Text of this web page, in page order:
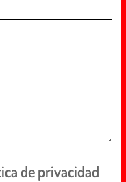
de privacidad